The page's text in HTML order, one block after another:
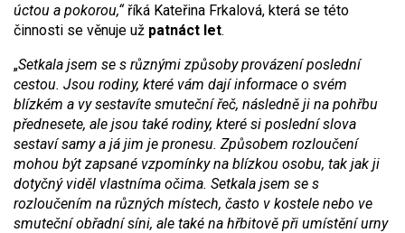
úctou a pokorou,“říká Kateřina Frkalová, která se této
činnosti se věnuje už patnáct let.
„Setkala jsem se s různými způsoby provázení poslední
cestou. Jsou rodiny, které vám dají informace o svém
blízkém a vy sestavíte smuteční řeč, následně ji na pohřbu
přednesete, ale jsou také rodiny, které si poslední slova
sestaví samy a já jim je pronesu. Způsobem rozloučení
mohou být zapsané vzpomínky na blízkou osobu, tak jak ji
dotyčný viděl vlastníma očima. Setkala jsem se s
rozloučením na různých místech, často v kostele nebo ve
smuteční obřadní síni, ale také na hřbitově při umístění urny